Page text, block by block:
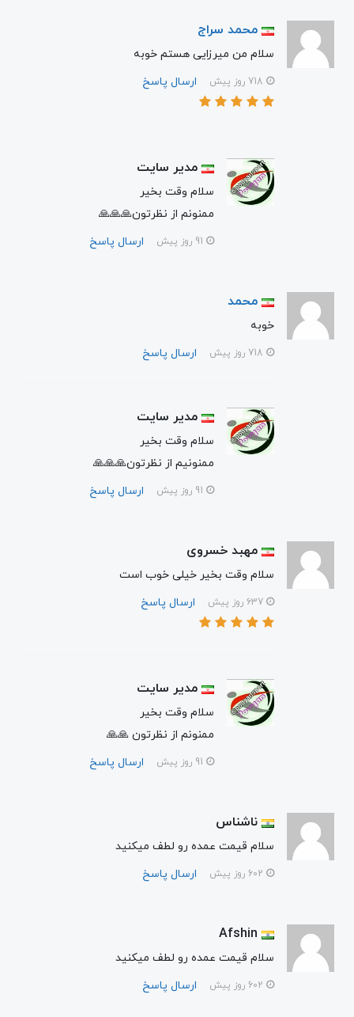
محمد سراج
سلام من میرزایی هستم خوبه
ارسال پاسخ
مدیر سایت
سلام وقت بخیر
ممنونم از نظرتون🙏🙏🙏
ارسال پاسخ
محمد
خوبه
ارسال پاسخ
مدیر سایت
سلام وقت بخیر
ممنونیم از نظرتون🙏🙏🙏
ارسال پاسخ
مهبد خسروی
سلام وقت بخیر خیلی خوب است
ارسال پاسخ
مدیر سایت
سلام وقت بخیر
ممنونم از نظرتون 🙏🙏
ارسال پاسخ
ناشناس
سلام قیمت عمده رو لطف میکنید
ارسال پاسخ
Afshin
سلام قیمت عمده رو لطف میکنید
ارسال پاسخ